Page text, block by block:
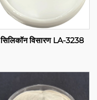
सिलिकॉन विसारण LA-3238